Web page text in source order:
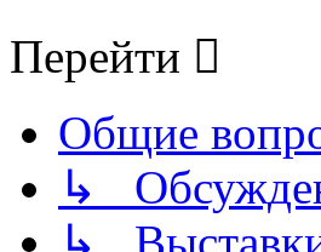
Перейти
Общие
↳
↳